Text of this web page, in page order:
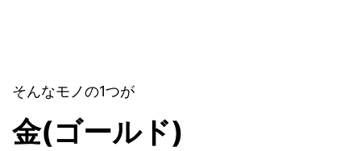
そんなモノの1つが
金(ゴールド)